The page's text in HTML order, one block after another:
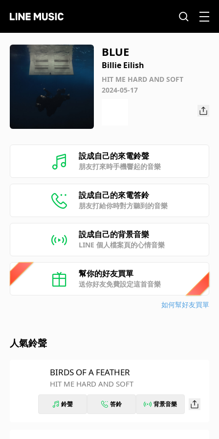
BLUE
Billie Eilish
HIT ME HARD AND SOFT
2024-05-17
設成自己的來電鈴聲
朋友打來時手機響起的音樂
設成自己的來電答鈴
朋友打給你時對方聽到的音樂
設成自己的背景音樂
LINE 個人檔案頁的心情音樂
幫你的好友買單
送你好友免費設定這首音樂
如何幫好友買單
人氣鈴聲
BIRDS OF A FEATHER
HIT ME HARD AND SOFT
鈴聲 答鈴 背景音樂